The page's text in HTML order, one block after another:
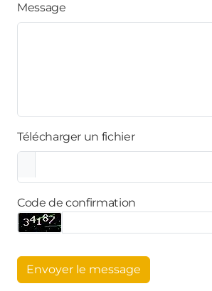
Message
Télécharger un fichier
Code de confirmation
Envoyer le message